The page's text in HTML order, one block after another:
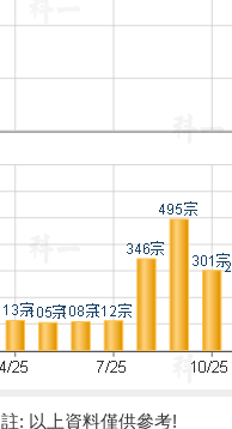
註: 以上資料僅供參考!